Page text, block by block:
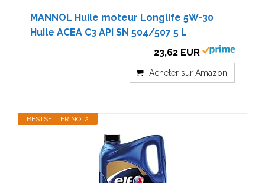
MANNOL Huile moteur Longlife 5W-30
Huile ACEA C3 API SN 504/507 5 L
23,62 EUR
Acheter sur Amazon
BESTSELLER NO. 2